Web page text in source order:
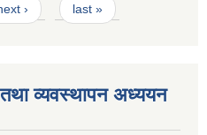
› last »
व्यवस्थापन अध्ययन